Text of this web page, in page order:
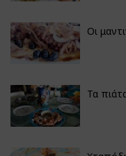
Οι
Τα